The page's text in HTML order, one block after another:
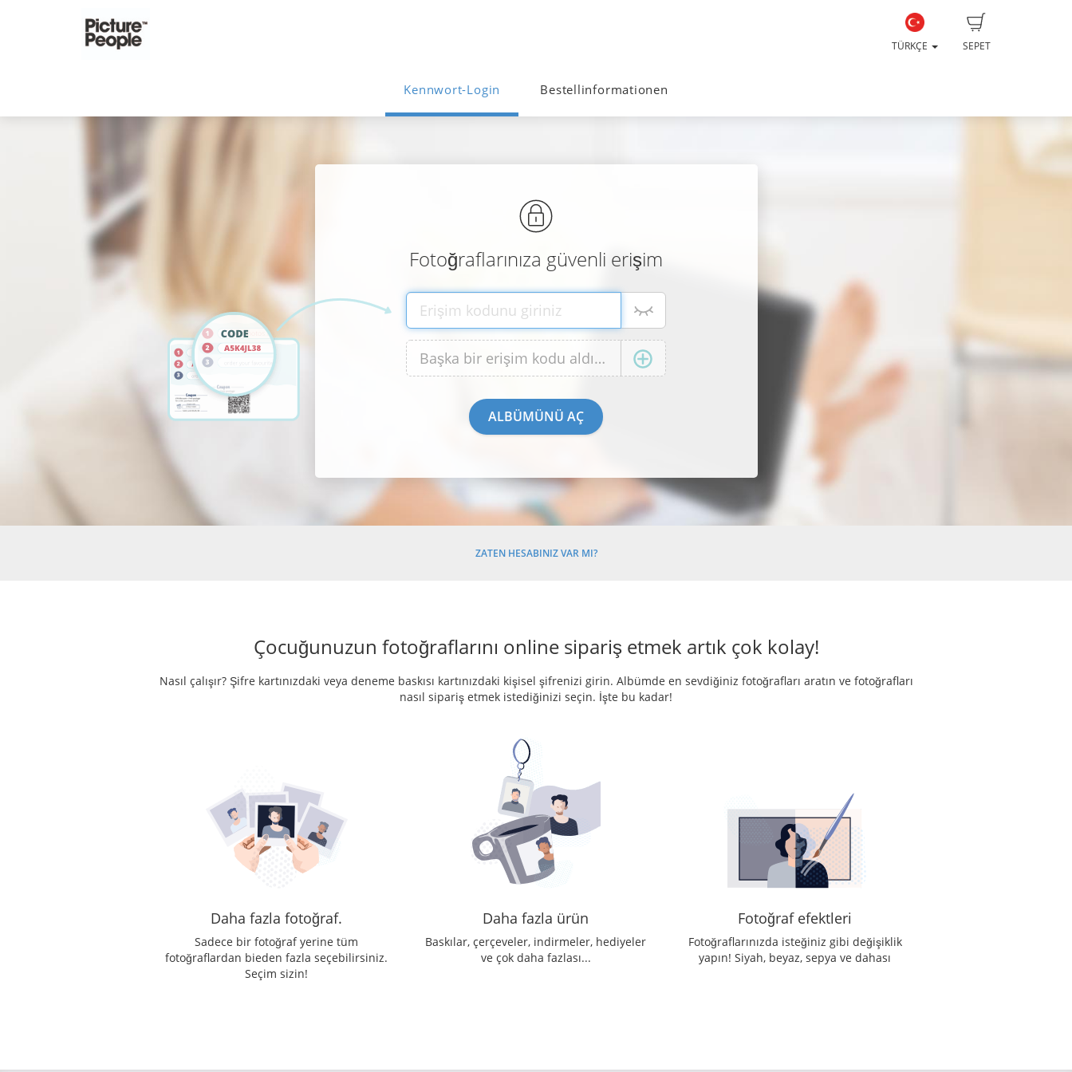
SEPET
TÜRKÇE
Kennwort-Login Bestellinformationen
Fotoğraflarınıza güvenli erişim
ZATEN HESABINIZ VAR MI?
Çocuğunuzun fotoğraflarını online sipariş etmek artık çok kolay!
Nasıl çalışır? Şifre kartınızdaki veya deneme baskısı kartınızdaki kişisel şifrenizi girin. Albümde en sevdiğiniz fotoğrafları aratın ve fotoğrafları
nasıl sipariş etmek istediğinizi seçin. İşte bu kadar!
Daha fazla fotoğraf.
Sadece bir fotoğraf yerine tüm
fotoğraflardan bieden fazla seçebilirsiniz.
Seçim sizin!
Daha fazla ürün
Baskılar, çerçeveler, indirmeler, hediyeler
ve çok daha fazlası...
Fotoğraf efektleri
Fotoğraflarınızda isteğiniz gibi değişiklik
yapın! Siyah, beyaz, sepya ve dahası